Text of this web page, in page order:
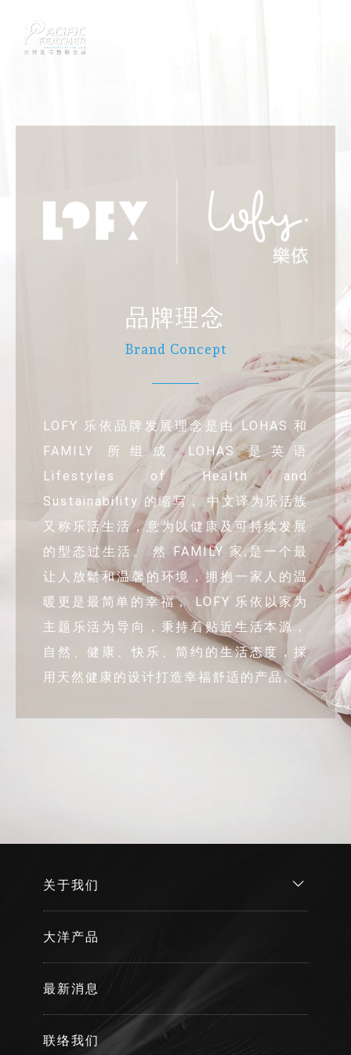
Own Brand
品牌理念
Brand Concept
LOFY 乐依品牌发展理念是由 LOHAS 和
FAMILY 所组成 LOHAS 是英语
Lifestyles of Health and
Sustainability 的缩写， 中文译为乐活族
又称乐活生活，意为以健康及可持续发展
的型态过生活。 然 FAMILY 家,是一个最
让人放鬆和温馨的环境，拥抱一家人的温
暖更是最简单的幸福， LOFY 乐依以家为
主题乐活为导向，秉持着贴近生活本源，
自然、健康、快乐、简约的生活态度，採
用天然健康的设计打造幸福舒适的产品。
关于我们
大洋产品
最新消息
联络我们